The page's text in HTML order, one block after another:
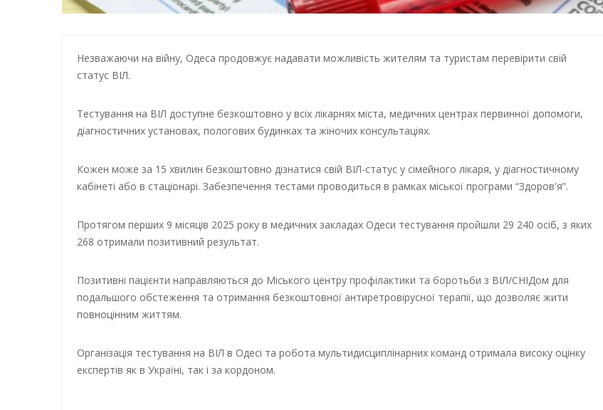
Незважаючи на війну, Одеса продовжує надавати можливість жителям та туристам перевірити свій
статус ВІЛ.
Тестування на ВІЛ доступне безкоштовно у всіх лікарнях міста, медичних центрах первинної допомоги,
діагностичних установах, пологових будинках та жіночих консультаціях.
Кожен може за 15 хвилин безкоштовно дізнатися свій ВІЛ-статус у сімейного лікаря, у діагностичному
кабінеті або в стаціонарі. Забезпечення тестами проводиться в рамках міської програми “Здоров'я”.
Протягом перших 9 місяців 2025 року в медичних закладах Одеси тестування пройшли 29 240 осіб, з яких
268 отримали позитивний результат.
Позитивні пацієнти направляються до Міського центру профілактики та боротьби з ВІЛ/СНІДом для
подальшого обстеження та отримання безкоштовної антиретровірусної терапії, що дозволяє жити
повноцінним життям.
Організація тестування на ВІЛ в Одесі та робота мультидисциплінарних команд отримала високу оцінку
експертів як в Україні, так і за кордоном.